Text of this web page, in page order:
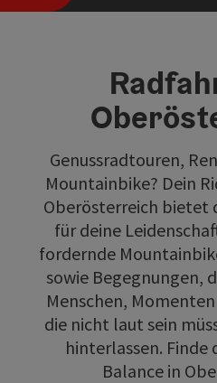
Genussradtouren,
Mountainbike? Dein
Oberösterreich bietet
für deine
fordernde
sowie Begegnungen,
Menschen,
die nicht laut sein
hinterlassen. Finde
Balance in